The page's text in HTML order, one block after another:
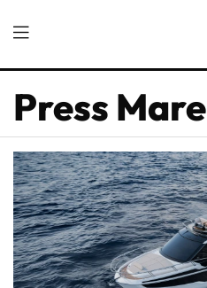
Press Mare